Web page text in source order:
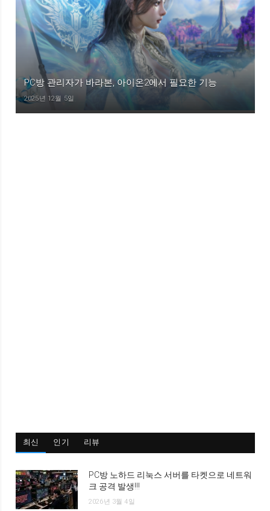
PC방 관리자가 바라본, 아이온2에서 필요한 기능
2025년 12월 5일
최신 인기 리뷰
PC방 노하드 리눅스 서버를 타켓으로 네트워
크 공격 발생!!!
2026년 3월 4일